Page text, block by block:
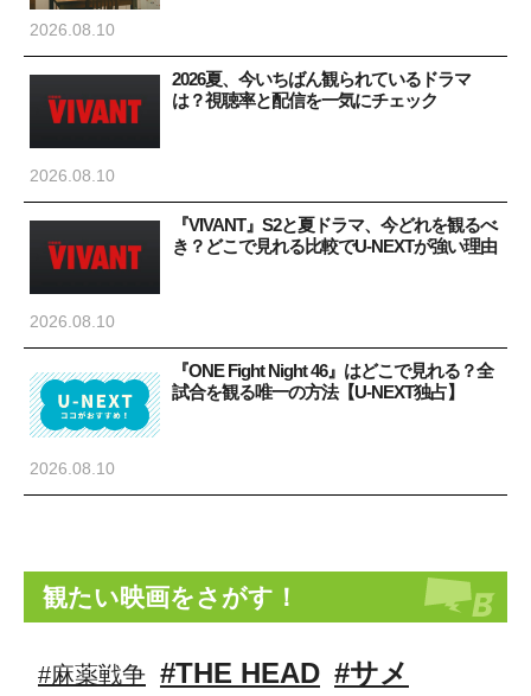
2026.08.10
2026夏、今いちばん観られているドラマ
は？視聴率と配信を一気にチェック
2026.08.10
『VIVANT』S2と夏ドラマ、今どれを観るべ
き？どこで見れる比較でU-NEXTが強い理由
2026.08.10
『ONE Fight Night 46』はどこで見れる？全
試合を観る唯一の方法【U-NEXT独占】
2026.08.10
観たい映画をさがす！
#麻薬戦争 #THE HEAD #サメ